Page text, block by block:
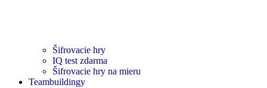
Šifrovacie hry
IQ test zdarma
Šifrovacie hry na mieru
Teambuildingy